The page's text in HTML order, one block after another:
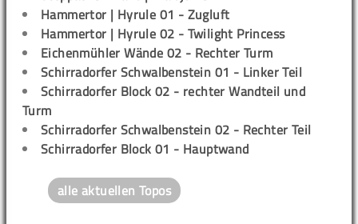
Hammertor | Hyrule 01 - Zugluft
Hammertor | Hyrule 02 - Twilight Princess
Eichenmühler Wände 02 - Rechter Turm
Schirradorfer Schwalbenstein 01 - Linker Teil
Schirradorfer Block 02 - rechter Wandteil und
Turm
Schirradorfer Schwalbenstein 02 - Rechter Teil
Schirradorfer Block 01 - Hauptwand
alle aktuellen Topos